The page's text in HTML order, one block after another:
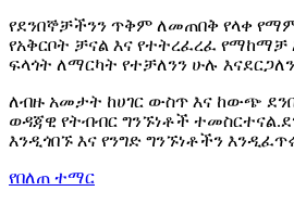
የደንበኞቻችንን ጥቅም ለመጠበቅ የላቀ
የአቅርቦት ቻናል እና የተትረፈረፈ የማከማቻ
ፍላጎት ለማርካት የተቻለንን ሁሉ
ለብዙ አመታት ከሀገር ውስጥ እና ከውጭ
ወዳጃዊ የትብብር ግንኙነቶች
እንዲጎበኙ እና የንግድ ግንኙነቶችን
የበለጠ ተማር